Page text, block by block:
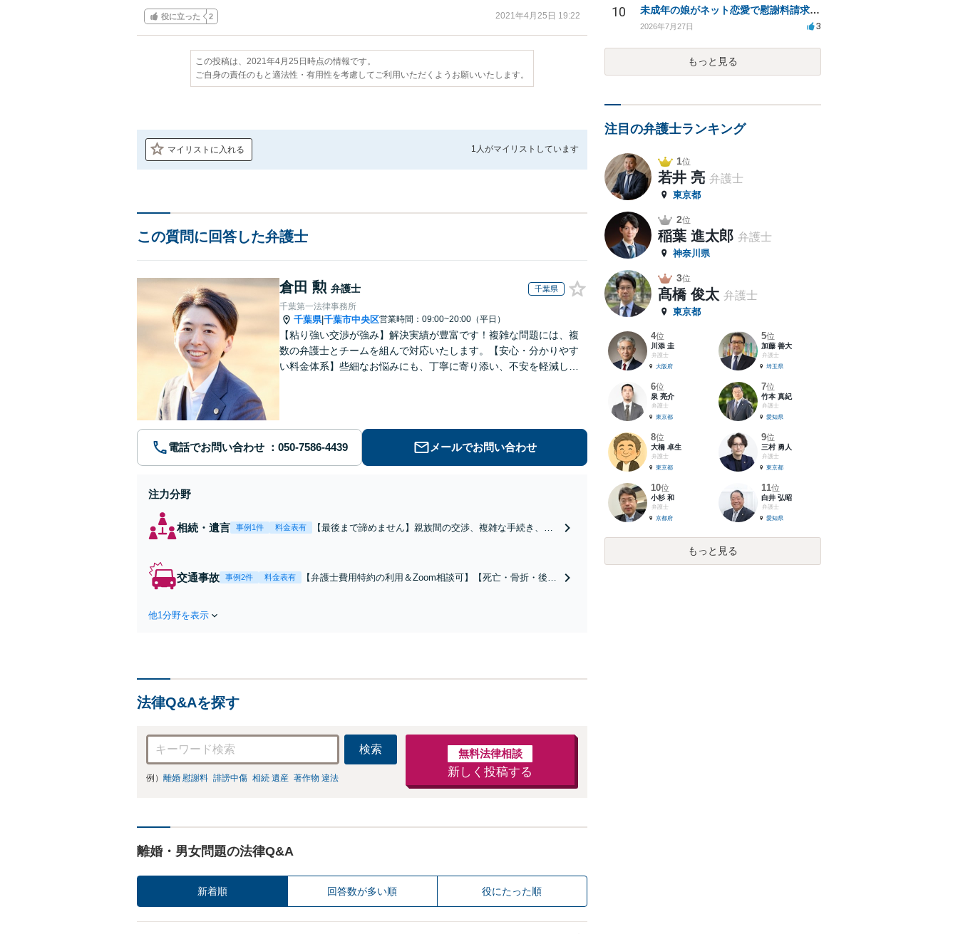
役に立った 2 2021年4月25日 19:22
この投稿は、2021年4月25日時点の情報です。
ご自身の責任のもと適法性・有用性を考慮してご利用いただくようお願いいたします。
マイリストに入れる 1人がマイリストしています
この質問に回答した弁護士
倉田 勲 弁護士 千葉県
千葉第一法律事務所
千葉県|千葉市中央区営業時間：09:00~20:00（平日）
【粘り強い交渉が強み】解決実績が豊富です！複雑な問題には、複
数の弁護士とチームを組んで対応いたします。【安心・分かりやす
い料金体系】些細なお悩みにも、丁寧に寄り添い、不安を軽減しま
電話でお問い合わせ メールでお問い合わせ
注力分野
相続・遺言 事例1件 料金表有
【最後まで諦めません】親族間の交渉、複雑な手続き、全
能。【JR千葉駅近く】駐車場あり
交通事故 事例2件 料金表有
【弁護士費用特約の利用＆Zoom相談可】【死亡・骨折・後遺
他1分野を表示
法律Q&Aを探す
検索
例） 離婚 慰謝料 誹謗中傷 相続 遺産 著作物 違法
無料法律相談
新しく投稿する
離婚・男女問題の法律Q&A
新着順 回答数が多い順 役にたった順
10 未成年の娘がネット恋愛で慰謝料請求を受けた場合の対処法は？
2026年7月27日 3
もっと見る
注目の弁護士ランキング
1位
若井 亮 弁護士
東京都
2位
稲葉 進太郎 弁護士
神奈川県
3位
髙橋 俊太 弁護士
東京都
4位
川添 圭
弁護士
大阪府
5位
加藤 善大
弁護士
埼玉県
6位
泉 亮介
弁護士
東京都
7位
竹本 真紀
弁護士
愛知県
8位
大橋 卓生
弁護士
東京都
9位
三村 勇人
弁護士
東京都
10位
小杉 和
弁護士
京都府
11位
白井 弘昭
弁護士
愛知県
もっと見る